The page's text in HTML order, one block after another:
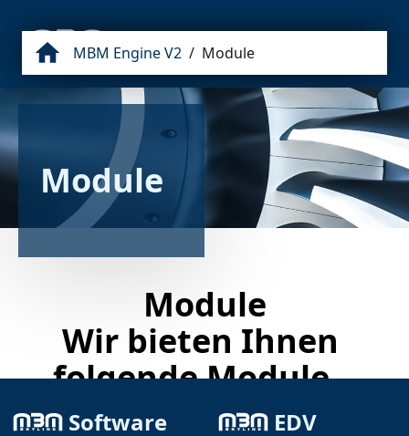
MBM Engine V2 / Module
Module
Module
Wir bieten Ihnen
folgende Module -
Anbindungen als
Software EDV